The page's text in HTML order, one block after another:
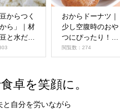
からつく
ら」｜材
と水だ
でヘルシ
を！
おからドーナツ｜
少し空腹時のおや
つにぴったり！お
からがあれば簡単
につくれます
閲覧数：274
卓を笑顔に。
と自分を労いながら